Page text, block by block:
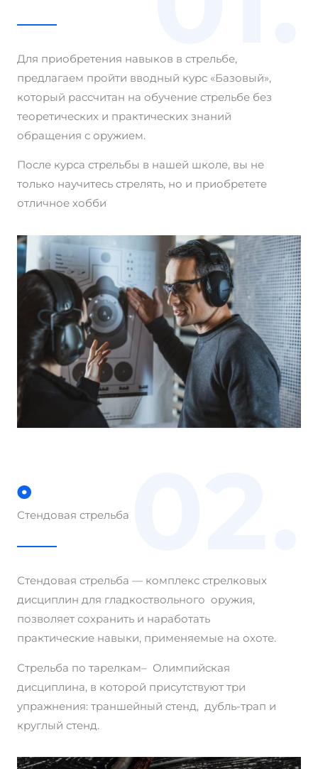
Для приобретения навыков в стрельбе,
предлагаем пройти вводный курс «Базовый»,
который рассчитан на обучение стрельбе без
теоретических и практических знаний
обращения с оружием.
После курса стрельбы в нашей школе, вы не
только научитесь стрелять, но и приобретете
отличное хобби
Стендовая стрельба
Стендовая стрельба — комплекс стрелковых
дисциплин для гладкоствольного оружия,
позволяет сохранить и наработать
практические навыки, применяемые на охоте.
Стрельба по тарелкам– Олимпийская
дисциплина, в которой присутствуют три
упражнения: траншейный стенд, дубль-трап и
круглый стенд.